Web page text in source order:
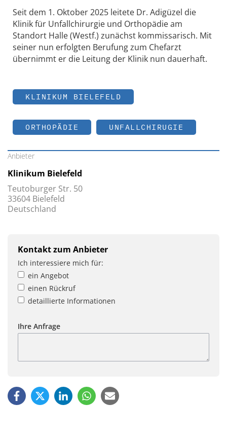
Seit dem 1. Oktober 2025 leitete Dr. Adigüzel die
Klinik für Unfallchirurgie und Orthopädie am
Standort Halle (Westf.) zunächst kommissarisch. Mit
seiner nun erfolgten Berufung zum Chefarzt
übernimmt er die Leitung der Klinik nun dauerhaft.
KLINIKUM BIELEFELD
ORTHOPÄDIE UNFALLCHIRUGIE
Anbieter
Klinikum Bielefeld
Teutoburger Str. 50
33604 Bielefeld
Deutschland
Kontakt zum Anbieter
Ich interessiere mich für:
ein Angebot
einen Rückruf
detaillierte Informationen
Ihre Anfrage